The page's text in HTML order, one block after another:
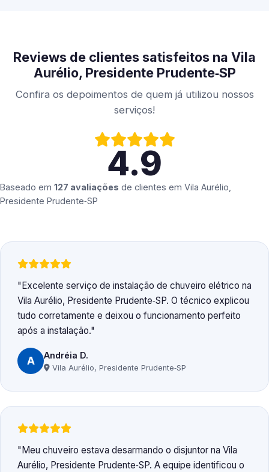
Reviews de clientes satisfeitos na Vila
Aurélio, Presidente Prudente‑SP
Confira os depoimentos de quem já utilizou nossos
serviços!
4.9
Baseado em 127 avaliações de clientes em Vila Aurélio,
Presidente Prudente‑SP
Excelente serviço de instalação de chuveiro elétrico na
Vila Aurélio, Presidente Prudente‑SP. O técnico explicou
tudo corretamente e deixou o funcionamento perfeito
após a instalação.
A Andréia D.
Vila Aurélio, Presidente Prudente‑SP
Meu chuveiro estava desarmando o disjuntor na Vila
Aurélio, Presidente Prudente‑SP. A equipe identificou o